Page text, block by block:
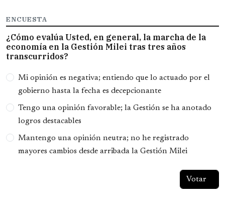
ENCUESTA
¿Cómo evalúa Usted, en general, la marcha de la
economía en la Gestión Milei tras tres años
transcurridos?
Opciones
Mi opinión es negativa; entiendo que lo actuado por el
gobierno hasta la fecha es decepcionante
Tengo una opinión favorable; la Gestión se ha anotado
logros destacables
Mantengo una opinión neutra; no he registrado
mayores cambios desde arribada la Gestión Milei